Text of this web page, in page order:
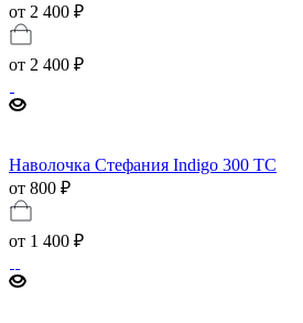
от 2 400 ₽
от 2 400 ₽
Наволочка Стефания Indigo 300 TC
от 800 ₽
от 1 400 ₽